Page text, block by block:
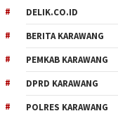
DELIK.CO.ID
BERITA KARAWANG
PEMKAB KARAWANG
DPRD KARAWANG
POLRES KARAWANG